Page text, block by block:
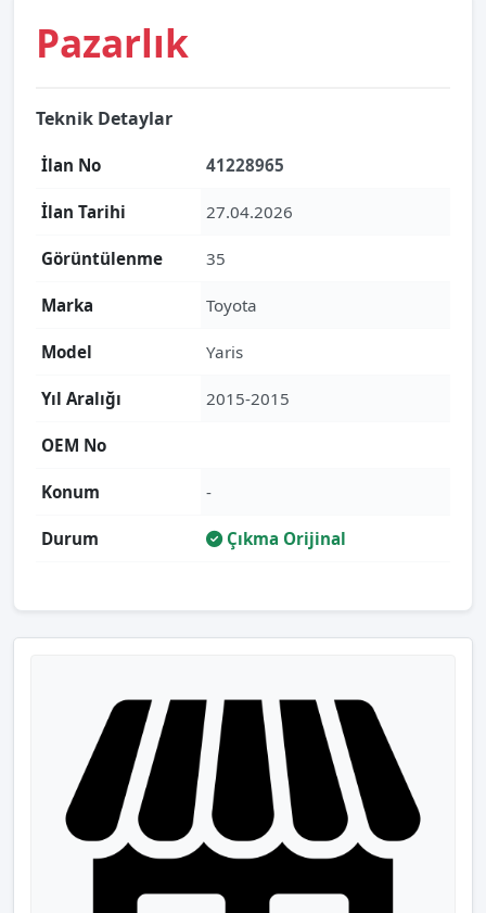
Pazarlık
Teknik Detaylar
İlan No 41228965
İlan Tarihi 27.04.2026
Görüntülenme 35
Marka Toyota
Model Yaris
Yıl Aralığı 2015-2015
OEM No
Konum -
Durum Çıkma Orijinal